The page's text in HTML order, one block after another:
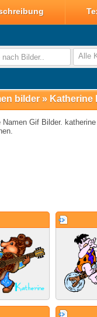
Alle
bilder » Katherine
Namen Gif Bilder.